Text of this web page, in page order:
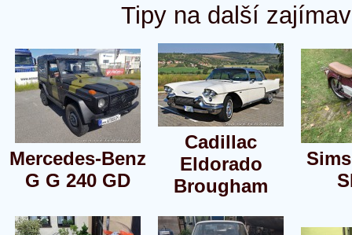
Tipy na další
Mercedes-Benz
G G 240 GD
Cadillac
Eldorado
Brougham